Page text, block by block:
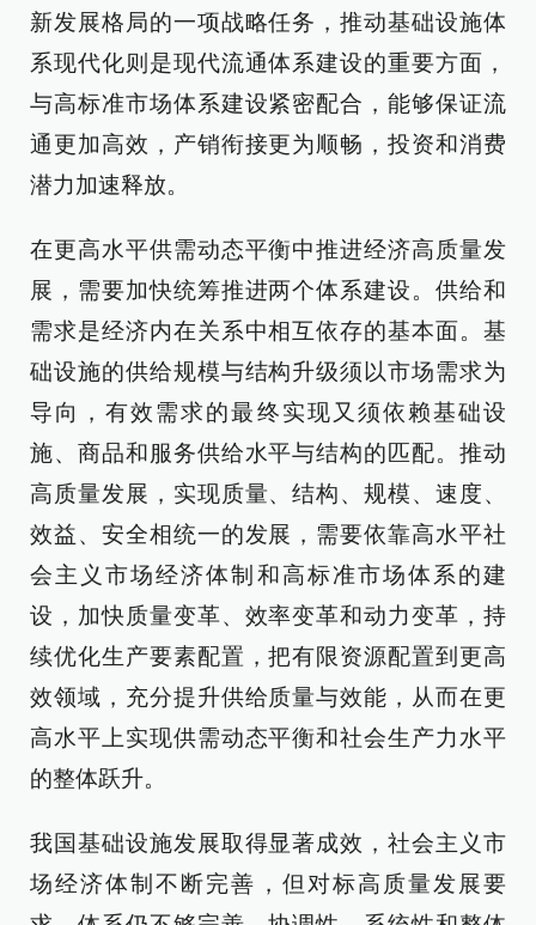
新发展格局的一项战略任务，推动基础设施体
系现代化则是现代流通体系建设的重要方面，
与高标准市场体系建设紧密配合，能够保证流
通更加高效，产销衔接更为顺畅，投资和消费
潜力加速释放。
在更高水平供需动态平衡中推进经济高质量发
展，需要加快统筹推进两个体系建设。供给和
需求是经济内在关系中相互依存的基本面。基
础设施的供给规模与结构升级须以市场需求为
导向，有效需求的最终实现又须依赖基础设
施、商品和服务供给水平与结构的匹配。推动
高质量发展，实现质量、结构、规模、速度、
效益、安全相统一的发展，需要依靠高水平社
会主义市场经济体制和高标准市场体系的建
设，加快质量变革、效率变革和动力变革，持
续优化生产要素配置，把有限资源配置到更高
效领域，充分提升供给质量与效能，从而在更
高水平上实现供需动态平衡和社会生产力水平
的整体跃升。
我国基础设施发展取得显著成效，社会主义市
场经济体制不断完善，但对标高质量发展要